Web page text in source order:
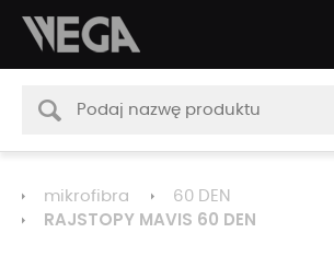
mikrofibra 60 DEN
RAJSTOPY MAVIS 60 DEN